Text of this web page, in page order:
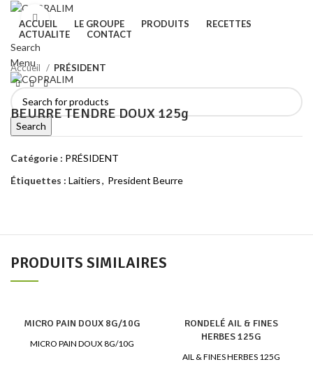
ACCUEIL LE GROUPE PRODUITS
RECETTES
ACTUALITE
CONTACT
Search
Menu
Search
Click to enlarge
Accueil PRÉSIDENT
BEURRE TENDRE DOUX 125g
Catégorie : PRÉSIDENT
Étiquettes : Laitiers, President Beurre
PRODUITS SIMILAIRES
MICRO PAIN DOUX 8G/10G
MICRO PAIN DOUX 8G/10G
RONDELÉ AIL & FINES
HERBES 125G
AIL & FINES HERBES 125G